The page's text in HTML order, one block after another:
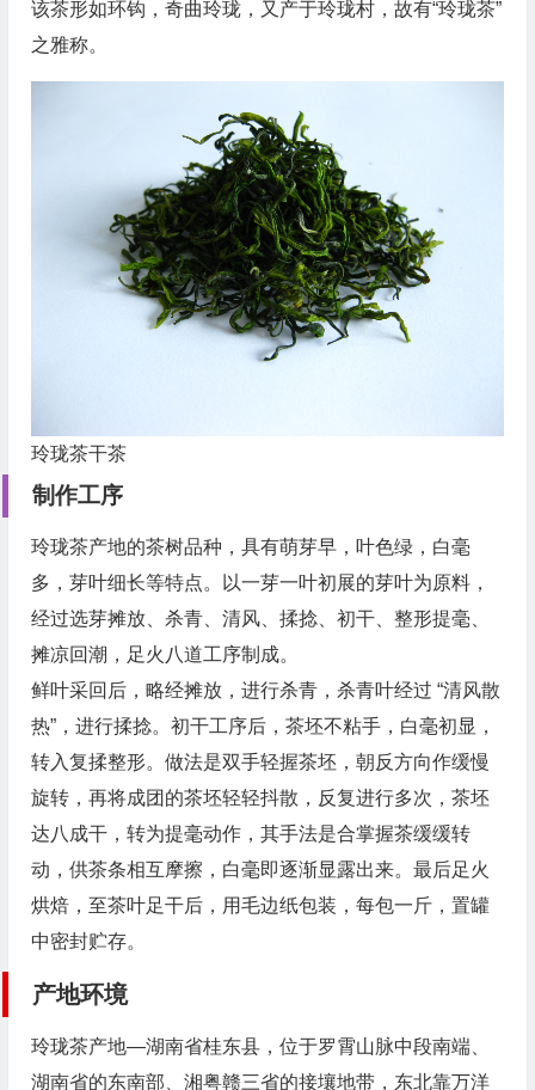
该茶形如环钩，奇曲玲珑，又产于玲珑村，故有“玲珑茶”
之雅称。
玲珑茶干茶
制作工序
玲珑茶产地的茶树品种，具有萌芽早，叶色绿，白毫
多，芽叶细长等特点。以一芽一叶初展的芽叶为原料，
经过选芽摊放、杀青、清风、揉捻、初干、整形提毫、
摊凉回潮，足火八道工序制成。
鲜叶采回后，略经摊放，进行杀青，杀青叶经过 “清风散
热”，进行揉捻。初干工序后，茶坯不粘手，白毫初显，
转入复揉整形。做法是双手轻握茶坯，朝反方向作缓慢
旋转，再将成团的茶坯轻轻抖散，反复进行多次，茶坯
达八成干，转为提毫动作，其手法是合掌握茶缓缓转
动，供茶条相互摩擦，白毫即逐渐显露出来。最后足火
烘焙，至茶叶足干后，用毛边纸包装，每包一斤，置罐
中密封贮存。
产地环境
玲珑茶产地—湖南省桂东县，位于罗霄山脉中段南端、
湖南省的东南部、湘粤赣三省的接壤地带，东北靠万洋